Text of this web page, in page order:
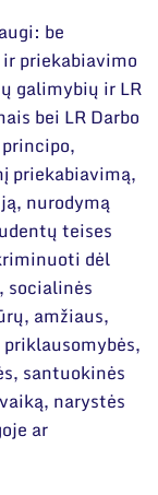
be
priekabiavimo
galimybių ir LR
bei LR Darbo
priekabiavimą,
nurodymą
teises
dėl
socialinės
amžiaus,
santuokinės
narystės
ar